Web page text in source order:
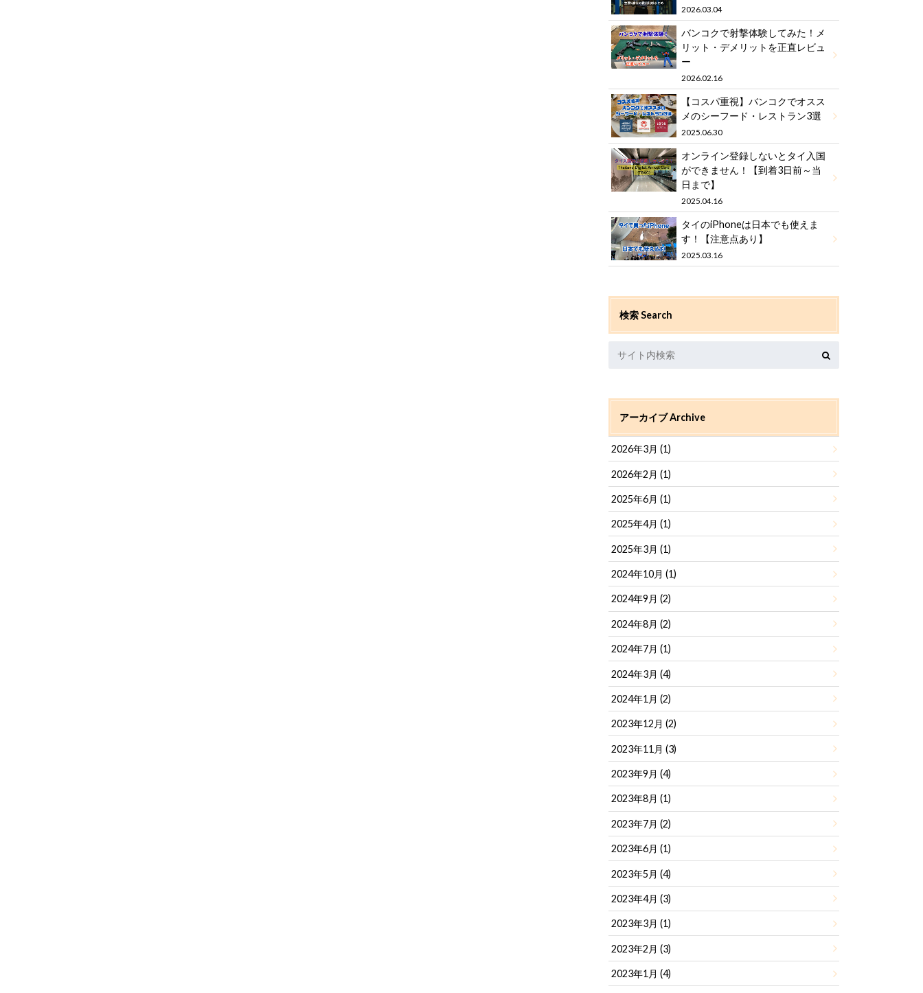
2026.03.04
バンコクで射撃体験してみた！メ
リット・デメリットを正直レビュ
ー
2026.02.16
【コスパ重視】バンコクでオスス
メのシーフード・レストラン3選
2025.06.30
オンライン登録しないとタイ入国
ができません！【到着3日前～当
日まで】
2025.04.16
タイのiPhoneは日本でも使えま
す！【注意点あり】
2025.03.16
検索 Search
アーカイブ Archive
2026年3月 (1)
2026年2月 (1)
2025年6月 (1)
2025年4月 (1)
2025年3月 (1)
2024年10月 (1)
2024年9月 (2)
2024年8月 (2)
2024年7月 (1)
2024年3月 (4)
2024年1月 (2)
2023年12月 (2)
2023年11月 (3)
2023年9月 (4)
2023年8月 (1)
2023年7月 (2)
2023年6月 (1)
2023年5月 (4)
2023年4月 (3)
2023年3月 (1)
2023年2月 (3)
2023年1月 (4)